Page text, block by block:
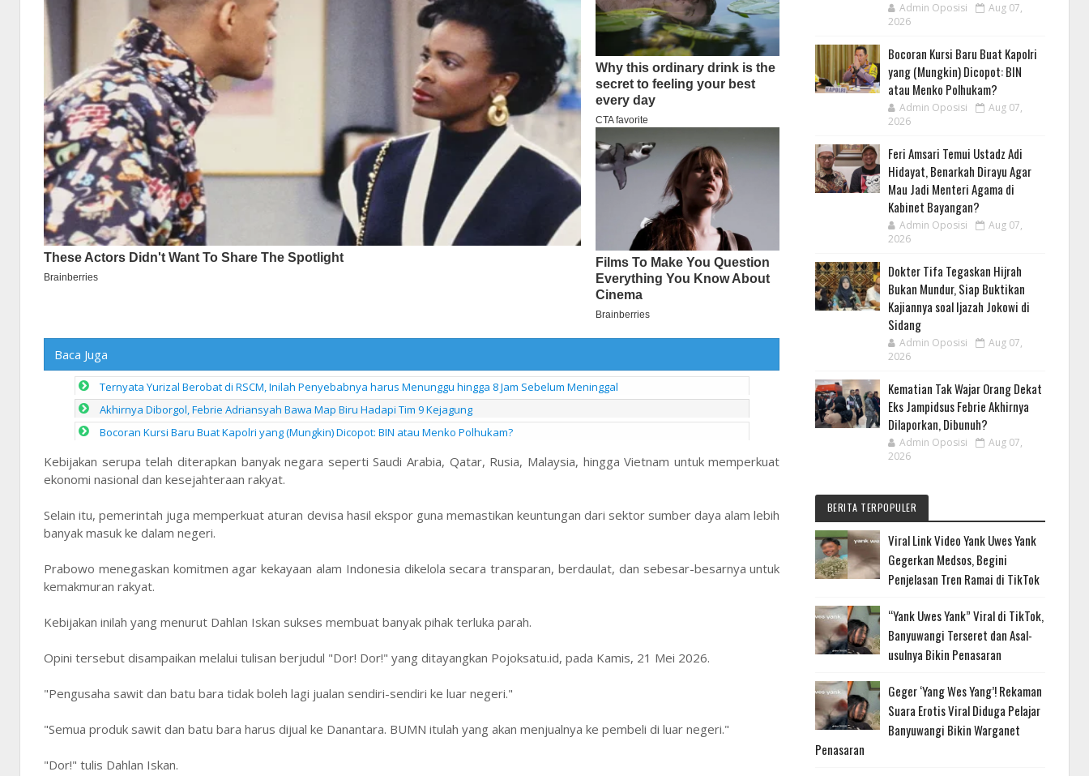
Baca Juga
Ternyata Yurizal Berobat di RSCM, Inilah Penyebabnya harus Menunggu hingga 8 Jam Sebelum Meninggal
Akhirnya Diborgol, Febrie Adriansyah Bawa Map Biru Hadapi Tim 9 Kejagung
Bocoran Kursi Baru Buat Kapolri yang (Mungkin) Dicopot: BIN atau Menko Polhukam?
Kebijakan serupa telah diterapkan banyak negara seperti Saudi Arabia, Qatar, Rusia, Malaysia, hingga Vietnam untuk memperkuat
ekonomi nasional dan kesejahteraan rakyat.
Selain itu, pemerintah juga memperkuat aturan devisa hasil ekspor guna memastikan keuntungan dari sektor sumber daya alam lebih
banyak masuk ke dalam negeri.
Prabowo menegaskan komitmen agar kekayaan alam Indonesia dikelola secara transparan, berdaulat, dan sebesar-besarnya untuk
kemakmuran rakyat.
Kebijakan inilah yang menurut Dahlan Iskan sukses membuat banyak pihak terluka parah.
Opini tersebut disampaikan melalui tulisan berjudul "Dor! Dor!" yang ditayangkan Pojoksatu.id, pada Kamis, 21 Mei 2026.
"Pengusaha sawit dan batu bara tidak boleh lagi jualan sendiri-sendiri ke luar negeri."
"Semua produk sawit dan batu bara harus dijual ke Danantara. BUMN itulah yang akan menjualnya ke pembeli di luar negeri."
"Dor!" tulis Dahlan Iskan.
Admin Oposisi
Aug 07,
2026
Bocoran Kursi Baru Buat Kapolri
yang (Mungkin) Dicopot: BIN
atau Menko Polhukam?
Admin Oposisi
Aug 07,
2026
Feri Amsari Temui Ustadz Adi
Hidayat, Benarkah Dirayu Agar
Mau Jadi Menteri Agama di
Kabinet Bayangan?
Admin Oposisi
Aug 07,
2026
Dokter Tifa Tegaskan Hijrah
Bukan Mundur, Siap Buktikan
Kajiannya soal Ijazah Jokowi di
Sidang
Admin Oposisi
Aug 07,
2026
Kematian Tak Wajar Orang Dekat
Eks Jampidsus Febrie Akhirnya
Dilaporkan, Dibunuh?
Admin Oposisi
Aug 07,
2026
BERITA TERPOPULER
Viral Link Video Yank Uwes Yank
Gegerkan Medsos, Begini
Penjelasan Tren Ramai di TikTok
“Yank Uwes Yank” Viral di TikTok,
Banyuwangi Terseret dan Asal-
usulnya Bikin Penasaran
Geger ‘Yang Wes Yang’! Rekaman
Suara Erotis Viral Diduga Pelajar
Banyuwangi Bikin Warganet
Penasaran